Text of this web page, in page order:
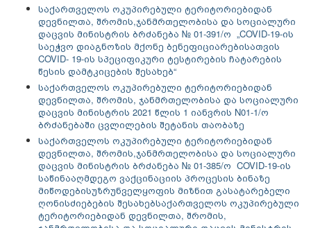
საქართველოს ოკუპირებული ტერიტორიებიდან
დევნილთა, შრომის,ჯანმრთელობისა და სოციალური
დაცვის მინისტრის ბრძანება № 01-391/ო „COVID-19-ის
საეჭვო დიაგნოზის მქონე ბენეფიციარებისათვის
COVID- 19-ის სპეციფიკური ტესტირების ჩატარების
წესის დამტკიცების შესახებ“
საქართველოს ოკუპირებული ტერიტორიებიდან
დევნილთა, შრომის, ჯანმრთელობისა და სოციალური
დაცვის მინისტრის 2021 წლის 1 იანვრის N01-1/ო
ბრძანებაში ცვლილების შეტანის თაობაზე
საქართველოს ოკუპირებული ტერიტორიებიდან
დევნილთა, შრომის,ჯანმრთელობისა და სოციალური
დაცვის მინისტრის ბრძანება № 01-385/ო COVID-19-ის
საწინააღმდეგო ვაქცინაციის პროცესის ბინაზე
მიწოდებისუზრუნველყოფის მიზნით გასატარებელი
ღონისძიებების შესახებსაქართველოს ოკუპირებული
ტერიტორიებიდან დევნილთა, შრომის,